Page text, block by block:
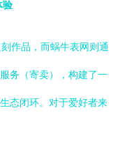
验
作品，而蜗牛表网则通
务（寄卖），构建了一
态闭环。对于爱好者来